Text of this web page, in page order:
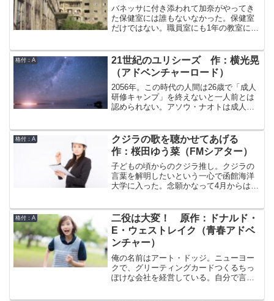
バネッサに付き添われて加奈がやってき
た保健室には誰もないなかった。保健室
だけではない。職員室にも1年の教室に
い…？いや、いる。少しだけど。結局見
つかったのは、5年2組の加奈とバネッサ
の他には3人だけ。バネッサの幼馴染の聖
哉、4年生の亮太、そして1年生のみは
る。なぜこの5人だったのか。自分たちで
はまったくわからない。そしてそのころ
消えたのだから。
格付：A
21世紀のユリシーズ 作：横光晃
（アドベンチャーロード）
2056年。この時代の人間は26歳で「成人
研修キャンプ」を終えないと一人前とは
認められない。アソウ・ナオトは成人研
修中の身の上だ。1週間の休暇が終わり、
いよいよ後期のパーソナリティ補正教育
が開始されるころに、重大な事件が発生
する。母親の乗った宇宙船が、地球に敵
意を持った謎の異星人「アウトトリッ
プ」の操る集団にハイジャックされたの
る恋人のユリが赴くことになった。研修
を続行するか、異星人との交渉に同行す
るか迷うナオトだったが…
格付：A
クジラの歌を聴かせてあげる
作：桜田ゆう菜（FMシアター）
子どもの頃からのクジラ推し。クジラの
言葉を解明したいという一心で函館海洋
大学に入った。念願かなって4月からはク
チャンスは思いがけない形でやってき
た。早朝にかかってきた電話。研究員の
目黒と名乗った女性はいきなり言った。
「今からクジラにあわせてあげる。」慌
てて駆け付けた先にいたのはツチクジ
ラ。でもこのツチクジラ…死んでる？
格付：A
二役は大変！ 原作：ドナルド・
E・ウェストレイク（青春アドベ
ンチャー）
俺の名前はアート・ドッジ。ニューヨー
クで、グリーティングカードつくるちっ
ぽけな会社を経営している。自分で言う